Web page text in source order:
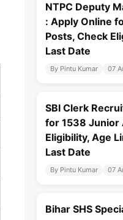
NTPC Deputy
: Apply Online
Posts, Check
Last Date
By Pintu Kumar 07
SBI Clerk
for 1538 Junior
Eligibility, Age
Last Date
By Pintu Kumar 07
Bihar SHS